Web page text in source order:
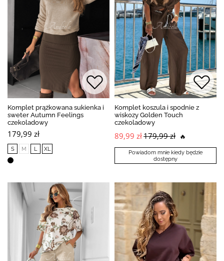
Komplet prążkowana sukienka i
sweter Autumn Feelings
czekoladowy
179,99 zł
S M L XL
Komplet koszula i spodnie z
wiskozy Golden Touch
czekoladowy
89,99 zł179,99 zł 🔥
Powiadom mnie kiedy będzie
dostępny